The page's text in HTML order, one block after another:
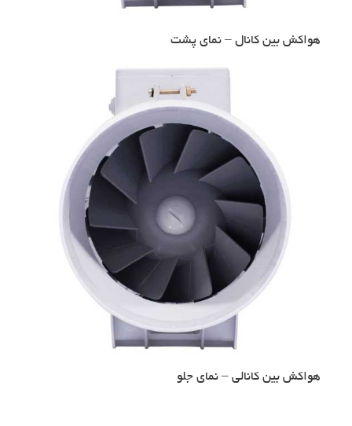
هواکش بین کانال – نمای پشت
هواکش بین کانالی – نمای جلو